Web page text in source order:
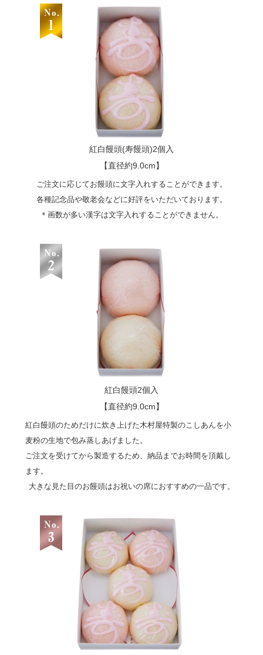
紅白饅頭(寿饅頭)2個入
【直径約9.0cm】
ご注文に応じてお饅頭に文字入れすることができます。
各種記念品や敬老会などに好評をいただいております。
＊画数が多い漢字は文字入れすることができません。
紅白饅頭2個入
【直径約9.0cm】
紅白饅頭のためだけに炊き上げた木村屋特製のこしあんを小
麦粉の生地で包み蒸しあげました。
ご注文を受けてから製造するため、納品までお時間を頂戴し
ます。
大きな見た目のお饅頭はお祝いの席におすすめの一品です。